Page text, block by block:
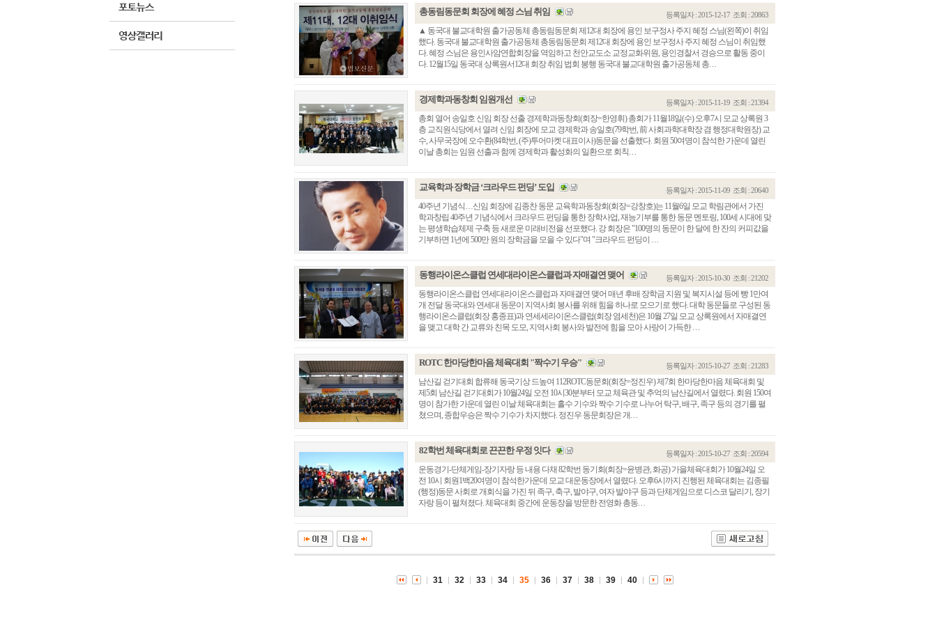
이사장 인사말
총동창회 소식
모교 소식
동창회보
영상갤러리
동문동정
동국의 창
이달의 시
회관건립기금 기부자
장학발전기금 기부자
공지사항
연락처 수정
동국의료원 혜택
총동림동문회 회장에 혜정 스님 취임 등록일자 : 2015-12-17 조회 : 20863
▲ 동국대 불교대학원 출가공동체 총동림동문회 제12대 회장에 용인 보구정사 주지 혜정 스님(왼쪽)이 취임
했다. 동국대 불교대학원 출가공동체 총동림동문회 제12대 회장에 용인 보구정사 주지 혜정 스님이 취임했
다. 혜정 스님은 용인사암연합회장을 역임하고 천안교도소 교정교화위원, 용인경찰서 경승으로 활동 중이
다. 12월15일 동국대 상록원서12대 회장 취임 법회 봉행 동국대 불교대학원 출가공동체 총. . .
경제학과동창회 임원개선 등록일자 : 2015-11-19 조회 : 21394
총회 열어 송일호 신임 회장 선출 경제학과동창회(회장=한영휘) 총회가 11월18일(수) 오후7시 모교 상록원 3
층 교직원식당에서 열려 신임 회장에 모교 경제학과 송일호(79학번, 前 사회과학대학장 겸 행정대학원장) 교
수, 사무국장에 오수환(84학번, (주)투어마켓 대표이사)동문을 선출했다. 회원 50여명이 참석한 가운데 열린
이날 총회는 임원 선출과 함께 경제학과 활성화의 일환으로 회칙. . .
교육학과 장학금 ‘크라우드 펀딩’ 도입 등록일자 : 2015-11-09 조회 : 20640
40주년 기념식…신임 회장에 김종찬 동문 교육학과동창회(회장=강창호)는 11월6일 모교 학림관에서 가진
학과창립 40주년 기념식에서 크라우드 펀딩을 통한 장학사업, 재능기부를 통한 동문 멘토링, 100세 시대에 맞
는 평생학습체제 구축 등 새로운 미래비전을 선포했다. 강 회장은 "100명의 동문이 한 달에 한 잔의 커피값을
기부하면 1년에 500만 원의 장학금을 모을 수 있다"며 "크라우드 펀딩이 . . .
동행라이온스클럽 연세대라이온스클럽과 자매결연 맺어 등록일자 : 2015-10-30 조회 : 21202
동행라이온스클럽 연세대라이온스클럽과 자매결연 맺어 매년 후배 장학금 지원 및 복지시설 등에 빵 1만여
개 전달 동국대와 연세대 동문이 지역사회 봉사를 위해 힘을 하나로 모으기로 했다. 대학 동문들로 구성된 동
행라이온스클럽(회장 홍종표)과 연세세라이온스클럽(회장 염세천)은 10월 27일 모교 상록원에서 자매결연
을 맺고 대학 간 교류와 친목 도모, 지역사회 봉사와 발전에 힘을 모아 사랑이 가득한 . . .
ROTC 한마당한마음 체육대회 "짝수기 우승" 등록일자 : 2015-10-27 조회 : 21283
남산길 걷기대회 합류해 동국기상 드높여 112ROTC동문회(회장=정진우) 제7회 한마당한마음 체육대회 및
제5회 남산길 걷기대회가 10월24일 오전 10시30분부터 모교 체육관 및 추억의 남산길에서 열렸다. 회원 150여
명이 참가한 가운데 열린 이날 체육대회는 홀수 기수와 짝수 기수로 나누어 탁구, 배구, 족구 등의 경기를 펼
쳤으며, 종합우승은 짝수 기수가 차지했다. 정진우 동문회장은 개. . .
82학번 체육대회로 끈끈한 우정 잇다 등록일자 : 2015-10-27 조회 : 20594
운동경기-단체게임-장기자랑 등 내용 다채 82학번 동기회(회장=윤병관, 화공) 가을체육대회가 10월24일 오
전 10시 회원1백20여명이 참석한가운데 모교 대운동장에서 열렸다. 오후6시까지 진행된 체육대회는 김종필
(행정)동문 사회로 개회식을 가진 뒤 족구, 축구, 발야구, 여자 발야구 등과 단체게임으로 디스코 달리기, 장기
자랑 등이 펼쳐졌다. 체육대회 중간에 운동장을 방문한 전영화 총동. . .
31 32 33 34 35 36 37 38 39 40